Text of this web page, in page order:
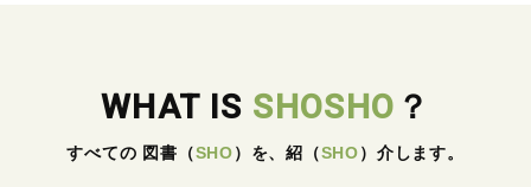
WHAT IS SHOSHO ？
すべての 図書 （SHO） を、紹 （SHO） 介します。